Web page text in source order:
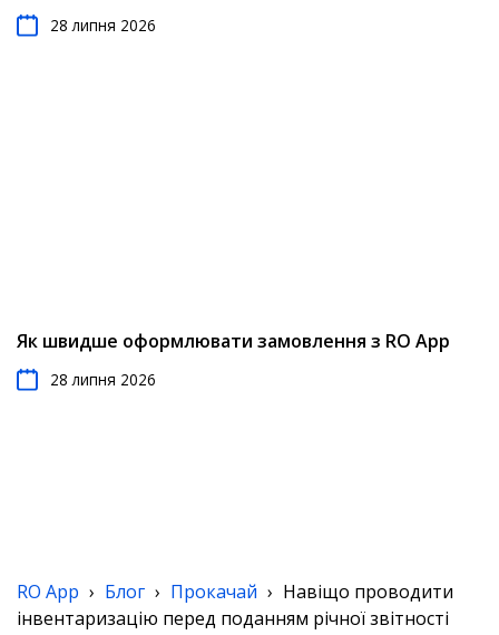
28 липня 2026
Як швидше оформлювати замовлення з RO App
28 липня 2026
RO App › Блог › Прокачай › Навіщо проводити
інвентаризацію перед поданням річної звітності